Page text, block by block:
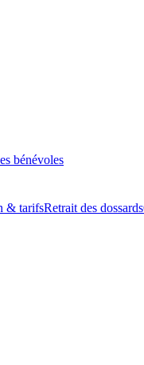
bénévoles
& tarifsRetrait des dossards